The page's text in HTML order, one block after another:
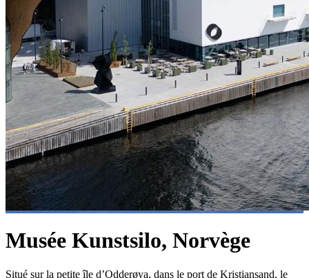
Musée Kunstsilo, Norvège
Situé sur la petite île d’Odderøya, dans le port de Kristiansand, le